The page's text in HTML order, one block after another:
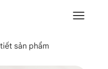
sản phẩm